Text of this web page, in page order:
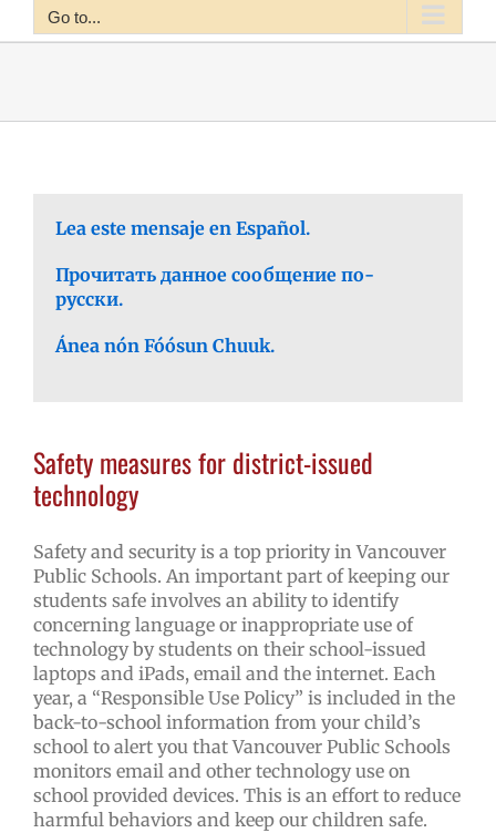
Go to...
Lea este mensaje en Español.
Прочитать данное сообщение по-
русски.
Ánea nón Fóósun Chuuk.
Safety measures for district-issued
technology
Safety and security is a top priority in Vancouver
Public Schools. An important part of keeping our
students safe involves an ability to identify
concerning language or inappropriate use of
technology by students on their school-issued
laptops and iPads, email and the internet. Each
year, a “Responsible Use Policy” is included in the
back-to-school information from your child’s
school to alert you that Vancouver Public Schools
monitors email and other technology use on
school provided devices. This is an effort to reduce
harmful behaviors and keep our children safe.